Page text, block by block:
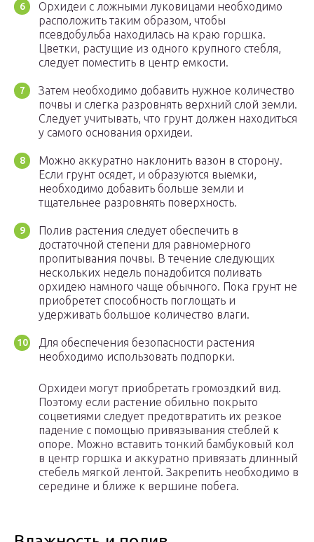
Орхидеи с ложными луковицами необходимо
расположить таким образом, чтобы
псевдобульба находилась на краю горшка.
Цветки, растущие из одного крупного стебля,
следует поместить в центр емкости.
Затем необходимо добавить нужное количество
почвы и слегка разровнять верхний слой земли.
Следует учитывать, что грунт должен находиться
у самого основания орхидеи.
Можно аккуратно наклонить вазон в сторону.
Если грунт осядет, и образуются выемки,
необходимо добавить больше земли и
тщательнее разровнять поверхность.
Полив растения следует обеспечить в
достаточной степени для равномерного
пропитывания почвы. В течение следующих
нескольких недель понадобится поливать
орхидею намного чаще обычного. Пока грунт не
приобретет способность поглощать и
удерживать большое количество влаги.
Для обеспечения безопасности растения
необходимо использовать подпорки.
Орхидеи могут приобретать громоздкий вид.
Поэтому если растение обильно покрыто
соцветиями следует предотвратить их резкое
падение с помощью привязывания стеблей к
опоре. Можно вставить тонкий бамбуковый кол
в центр горшка и аккуратно привязать длинный
стебель мягкой лентой. Закрепить необходимо в
середине и ближе к вершине побега.